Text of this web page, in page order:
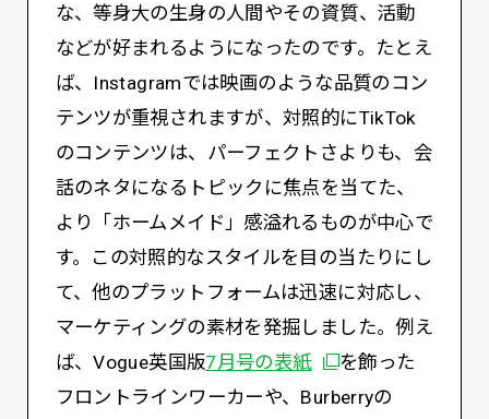
な、等身大の生身の人間やその資質、活動
などが好まれるようになったのです。たとえ
ば、Instagramでは映画のような品質のコン
テンツが重視されますが、対照的にTikTok
のコンテンツは、パーフェクトさよりも、会
話のネタになるトピックに焦点を当てた、
より「ホームメイド」感溢れるものが中心で
す。この対照的なスタイルを目の当たりにし
て、他のプラットフォームは迅速に対応し、
マーケティングの素材を発掘しました。例え
ば、Vogue英国版7月号の表紙別ウィンドウで開く
を飾った
フロントラインワーカーや、Burberryの